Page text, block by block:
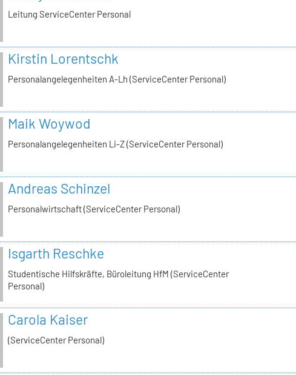
Leitung ServiceCenter Personal
Kirstin Lorentschk
Personalangelegenheiten A-Lh (ServiceCenter Personal)
Maik Woywod
Personalangelegenheiten Li-Z (ServiceCenter Personal)
Andreas Schinzel
Personalwirtschaft (ServiceCenter Personal)
Isgarth Reschke
Studentische Hilfskräfte, Büroleitung HfM (ServiceCenter
Personal)
Carola Kaiser
(ServiceCenter Personal)